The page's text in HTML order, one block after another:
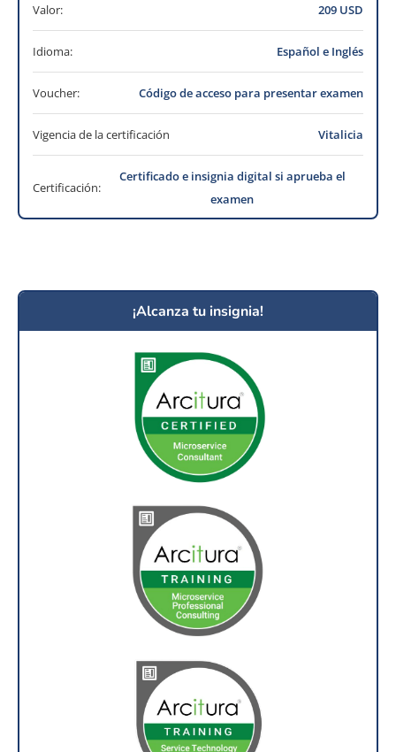
Valor: 209 USD
Idioma: Español e Inglés
Voucher: Código de acceso para presentar examen
Vigencia de la certificación Vitalicia
Certificación:
Certificado e insignia digital si aprueba el
examen
¡Alcanza tu insignia!